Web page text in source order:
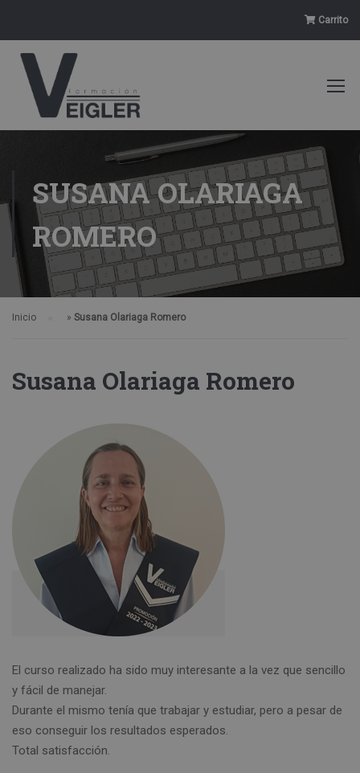
Carrito
SUSANA OLARIAGA
ROMERO
Inicio » Susana Olariaga Romero
Susana Olariaga Romero
El curso realizado ha sido muy interesante a la vez que sencillo
y fácil de manejar.
Durante el mismo tenía que trabajar y estudiar, pero a pesar de
eso conseguir los resultados esperados.
Total satisfacción.